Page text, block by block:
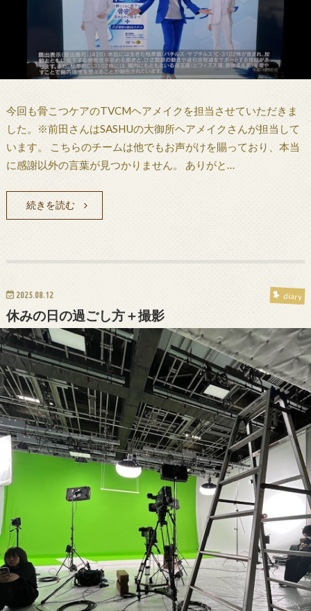
今回も骨こつケアのTVCMヘアメイクを担当させていただきま
した。※前田さんはSASHUの大御所ヘアメイクさんが担当して
います。 こちらのチームは他でもお声がけを賜っており、本当
に感謝以外の言葉が見つかりません。 ありがと…
続きを読む
2025.08.12 diary
休みの日の過ごし方＋撮影